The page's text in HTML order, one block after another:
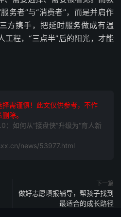
务者”与“消费者”，而是并肩作
方携手，把延时服务做成有温
工程，“三点半”后的阳光，才能
需谨慎！此文仅供参考，不作
除。
：如何从“接盘侠”升级为“育人新
news/53977.html
下一篇
做好志愿填报辅导，帮孩子找到
最适合的成长路径